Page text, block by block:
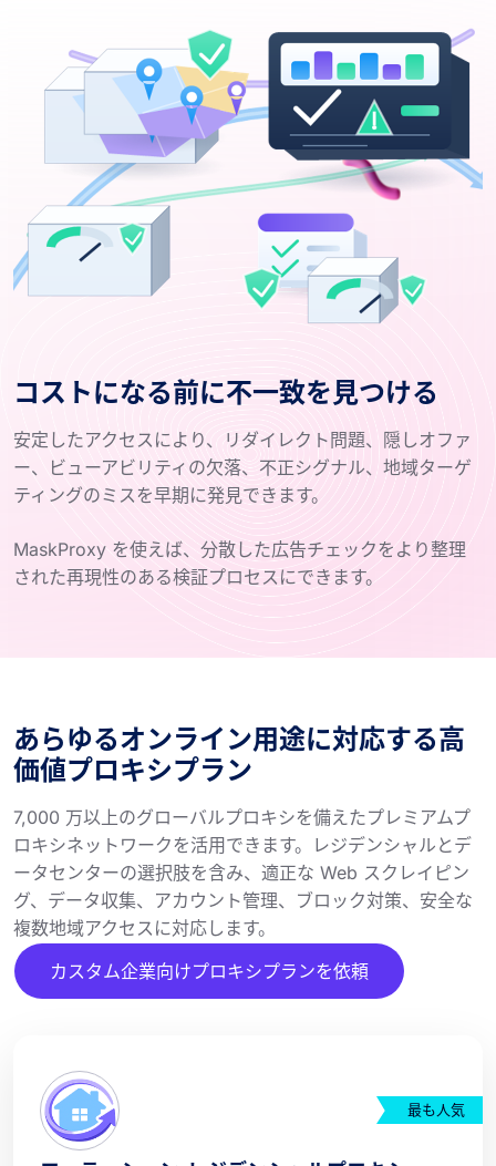
コストになる前に不一致を見つける
安定したアクセスにより、リダイレクト問題、隠しオファ
ー、ビューアビリティの欠落、不正シグナル、地域ターゲ
ティングのミスを早期に発見できます。
MaskProxy を使えば、分散した広告チェックをより整理
された再現性のある検証プロセスにできます。
あらゆるオンライン用途に対応する高
価値プロキシプラン
7,000 万以上のグローバルプロキシを備えたプレミアムプ
ロキシネットワークを活用できます。レジデンシャルとデ
ータセンターの選択肢を含み、適正な Web スクレイピン
グ、データ収集、アカウント管理、ブロック対策、安全な
複数地域アクセスに対応します。
カスタム企業向けプロキシプランを依頼
最も人気